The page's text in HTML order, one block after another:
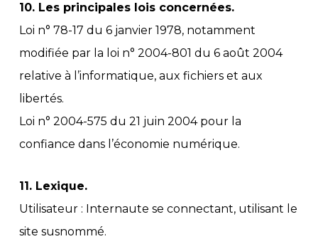
10. Les principales lois concernées.
Loi n° 78-17 du 6 janvier 1978, notamment
modifiée par la loi n° 2004-801 du 6 août 2004
relative à l’informatique, aux fichiers et aux
libertés.
Loi n° 2004-575 du 21 juin 2004 pour la
confiance dans l’économie numérique.
11. Lexique.
Utilisateur : Internaute se connectant, utilisant le
site susnommé.